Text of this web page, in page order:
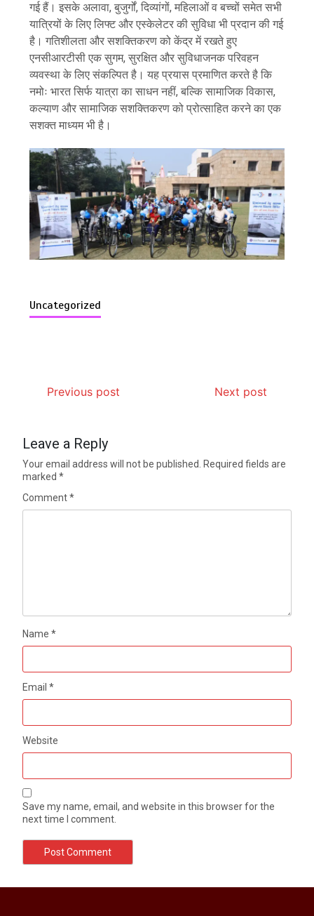
गई हैं। इसके अलावा, बुजुर्गों, दिव्यांगों, महिलाओं व बच्चों समेत सभी
यात्रियों के लिए लिफ्ट और एस्केलेटर की सुविधा भी प्रदान की गई
है। गतिशीलता और सशक्तिकरण को केंद्र में रखते हुए
एनसीआरटीसी एक सुगम, सुरक्षित और सुविधाजनक परिवहन
व्यवस्था के लिए संकल्पित है। यह प्रयास प्रमाणित करते है कि
नमोः भारत सिर्फ यात्रा का साधन नहीं, बल्कि सामाजिक विकास,
कल्याण और सामाजिक सशक्तिकरण को प्रोत्साहित करने का एक
सशक्त माध्यम भी है।
Uncategorized
Previous post Next post
Leave a Reply
Your email address will not be published.
Required fields are
marked*
Comment*
Name*
Email*
Website
Save my name, email, and website in this browser for the
next time I comment.